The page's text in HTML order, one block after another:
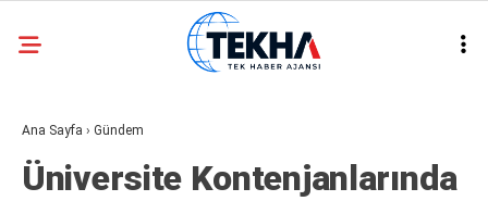
31.2
ASAYIŞ
Ana Sayfa › Gündem
Üniversite Kontenjanlarında